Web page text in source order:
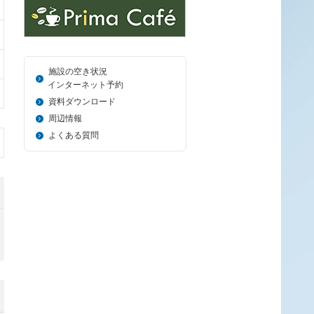
施設の空き状況
＿_ インターネット予約
資料ダウンロード
周辺情報
よくある質問